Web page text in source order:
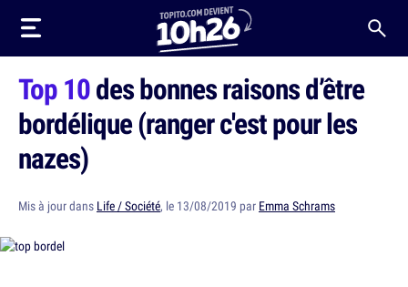
Top 10des bonnes raisons d’être
bordélique (ranger c'est pour les
nazes)
Mis à jour dans Life / Société, le 13/08/2019 par Emma Schrams